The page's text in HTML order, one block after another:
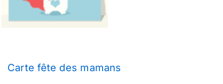
Carte fête des mamans